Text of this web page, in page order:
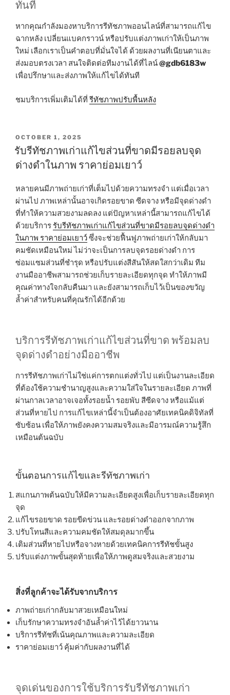
ทันที
หากคุณกำลังมองหาบริการรีทัชภาพออนไลน์ที่สามารถแก้ไข
ฉากหลัง เปลี่ยนแบคกราวน์ หรือปรับแต่งภาพเก่าให้เป็นภาพ
ใหม่ เลือกเราเป็นคำตอบที่มั่นใจได้ ด้วยผลงานที่เนียนตาและ
ส่งมอบตรงเวลา สนใจติดต่อทีมงานได้ที่ไลน์@gdb6183w
เพื่อปรึกษาและส่งภาพให้แก้ไขได้ทันที
ชมบริการเพิ่มเติมได้ที่ รีทัชภาพปรับพื้นหลัง
POSTED
ON
OCTOBER 1, 2025
รับรีทัชภาพเก่าแก้ไขส่วนที่ขาดมีรอยลบจุด
ด่างดำในภาพ ราคาย่อมเยาว์
หลายคนมีภาพถ่ายเก่าที่เต็มไปด้วยความทรงจำ แต่เมื่อเวลา
ผ่านไป ภาพเหล่านั้นอาจเกิดรอยขาด ซีดจาง หรือมีจุดด่างดำ
ที่ทำให้ความสวยงามลดลง แต่ปัญหาเหล่านี้สามารถแก้ไขได้
ด้วยบริการ รับรีทัชภาพเก่าแก้ไขส่วนที่ขาดมีรอยลบจุดด่างดำ
ในภาพ ราคาย่อมเยาว์ซึ่งจะช่วยฟื้นฟูภาพถ่ายเก่าให้กลับมา
คมชัดเหมือนใหม่ ไม่ว่าจะเป็นการลบจุดรอยด่างดำ การ
ซ่อมแซมส่วนที่ชำรุด หรือปรับแต่งสีสันให้สดใสกว่าเดิม ทีม
งานมืออาชีพสามารถช่วยเก็บรายละเอียดทุกจุด ทำให้ภาพมี
คุณค่าทางใจกลับคืนมา และยังสามารถเก็บไว้เป็นของขวัญ
ล้ำค่าสำหรับคนที่คุณรักได้อีกด้วย
บริการรีทัชภาพเก่าแก้ไขส่วนที่ขาด พร้อมลบ
จุดด่างดำอย่างมืออาชีพ
การรีทัชภาพเก่าไม่ใช่แค่การตกแต่งทั่วไป แต่เป็นงานละเอียด
ที่ต้องใช้ความชำนาญสูงและความใส่ใจในรายละเอียด ภาพที่
ผ่านกาลเวลาอาจเจอทั้งรอยน้ำ รอยพับ สีซีดจาง หรือแม้แต่
ส่วนที่หายไป การแก้ไขเหล่านี้จำเป็นต้องอาศัยเทคนิคดิจิทัลที่
ซับซ้อน เพื่อให้ภาพยังคงความสมจริงและมีอารมณ์ความรู้สึก
เหมือนต้นฉบับ
ขั้นตอนการแก้ไขและรีทัชภาพเก่า
สแกนภาพต้นฉบับให้มีความละเอียดสูงเพื่อเก็บรายละเอียดทุก
จุด
แก้ไขรอยขาด รอยขีดข่วน และรอยด่างดำออกจากภาพ
ปรับโทนสีและความคมชัดให้สมดุลมากขึ้น
เติมส่วนที่หายไปหรือจางหายด้วยเทคนิคการรีทัชขั้นสูง
ปรับแต่งภาพขั้นสุดท้ายเพื่อให้ภาพดูสมจริงและสวยงาม
สิ่งที่ลูกค้าจะได้รับจากบริการ
ภาพถ่ายเก่ากลับมาสวยเหมือนใหม่
เก็บรักษาความทรงจำอันล้ำค่าไว้ได้ยาวนาน
บริการรีทัชที่เน้นคุณภาพและความละเอียด
ราคาย่อมเยาว์ คุ้มค่ากับผลงานที่ได้
จุดเด่นของการใช้บริการรับรีทัชภาพเก่า